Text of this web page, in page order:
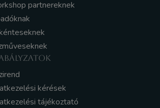
partnereknek
kérések
tájékoztató